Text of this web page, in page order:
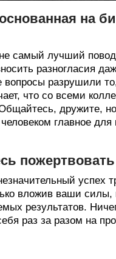
на
самый лучший
разногласия
вопросы разрушили
что со всеми
дружите, но
главное для
успех
вложив ваши
результатов.
раз за разом на